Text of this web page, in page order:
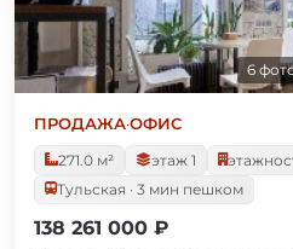
6
ПРОДАЖА·ОФИС
271.0 м²
этаж 1
Тульская · 3 мин пешком
138 261 000 ₽